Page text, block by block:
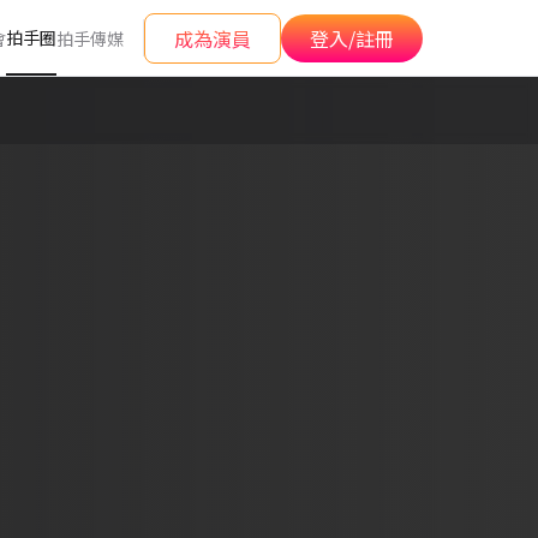
拍手圈拍手傳媒 成為演員 登入/註冊